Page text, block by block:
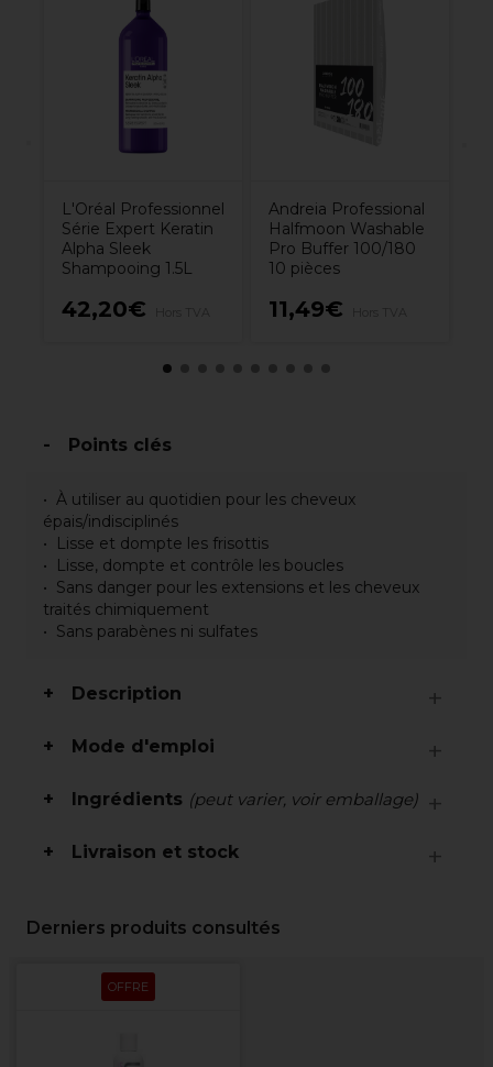
L'Oréal Professionnel
Série Expert Keratin
Alpha Sleek
Shampooing 1.5L
42,20€
Andreia Professional
Halfmoon Washable
Pro Buffer 100/180
10 pièces
11,49€
Points clés
À utiliser au quotidien pour les cheveux
épais/indisciplinés
Lisse et dompte les frisottis
Lisse, dompte et contrôle les boucles
Sans danger pour les extensions et les cheveux
traités chimiquement
Sans parabènes ni sulfates
Description
Mode d'emploi
Ingrédients (peut varier, voir emballage)
Livraison et stock
Derniers produits consultés
OFFRE